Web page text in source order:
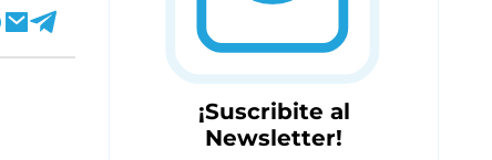
¡Suscribite al
Newsletter!